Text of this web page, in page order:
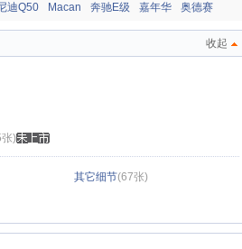
迪Q50 Macan 奔驰E级 嘉年华 奥德赛
收起
)
其它细节(67张)